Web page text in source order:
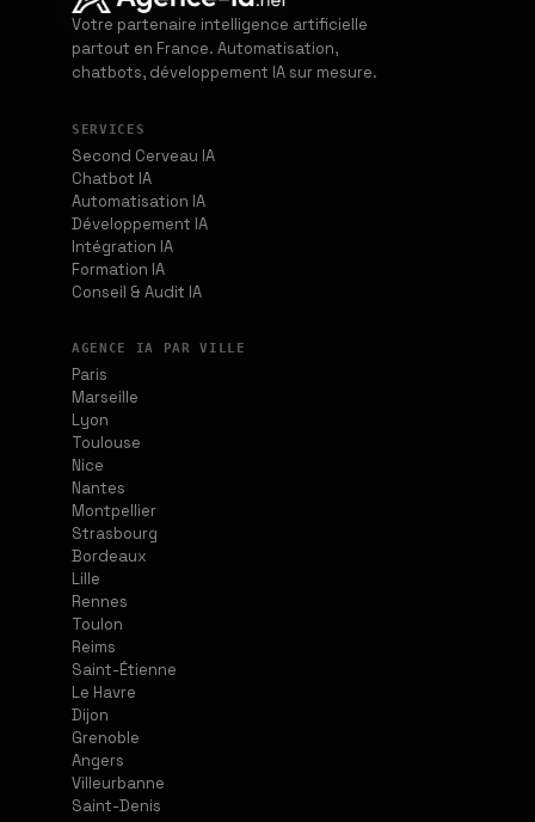
Votre partenaire intelligence artificielle
partout en France. Automatisation,
chatbots, développement IA sur mesure.
SERVICES
Second Cerveau IA
Chatbot IA
Automatisation IA
Développement IA
Intégration IA
Formation IA
Conseil & Audit IA
AGENCE IA PAR VILLE
Paris
Marseille
Lyon
Toulouse
Nice
Nantes
Montpellier
Strasbourg
Bordeaux
Lille
Rennes
Toulon
Reims
Saint-Étienne
Le Havre
Dijon
Grenoble
Angers
Villeurbanne
Saint-Denis